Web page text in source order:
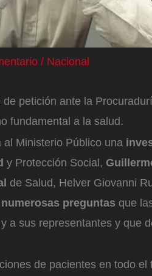
/ Nacional
petición ante la
fundamental a la salud.
Ministerio Público una
y Protección Social,
de Salud, Helver Giovanni
preguntas que
a sus representantes y que
de pacientes en todo el